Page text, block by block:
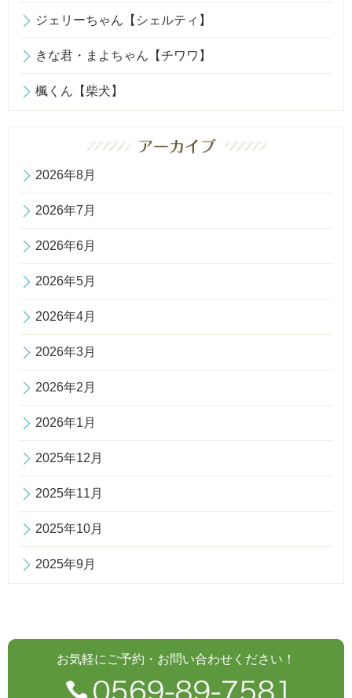
ジェリーちゃん【シェルティ】
きな君・まよちゃん【チワワ】
楓くん【柴犬】
2026年8月
2026年7月
2026年6月
2026年5月
2026年4月
2026年3月
2026年2月
2026年1月
2025年12月
2025年11月
2025年10月
2025年9月
お気軽にご予約・お問い合わせください！